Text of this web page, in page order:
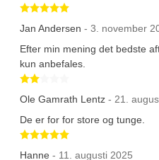
Betygsatt 5 av 5
Jan Andersen - 3. november
Efter min mening det bedste
kun anbefales.
Ole Gamrath Lentz - 21.
De er for for store og tunge.
Betygsatt 5 av 5
Hanne - 11. augusti 2025